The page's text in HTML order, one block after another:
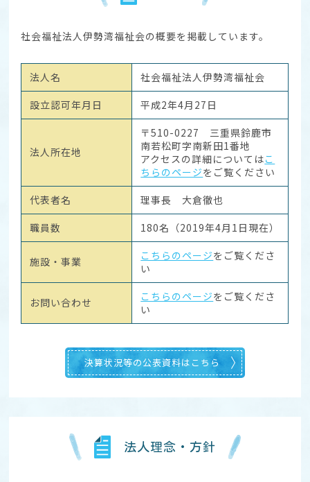
社会福祉法人伊勢湾福祉会の概要を掲載しています。
法人名
社会福祉法人伊勢湾福祉会
設立認可年月日
平成2年4月27日
法人所在地
〒510-0227 三重県鈴鹿市
南若松町字南新田1番地
アクセスの詳細についてはこ
ちらのページをご覧ください
代表者名
理事長 大倉徹也
職員数
180名（2019年4月1日現在）
施設・事業 こちらのページをご覧くださ
い
お問い合わせ こちらのページをご覧くださ
い
決算状況等の公表資料はこちら
法人理念・方針